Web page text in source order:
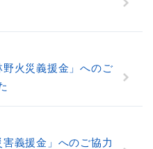
野火災義援金」へのご
害義援金」へのご協力